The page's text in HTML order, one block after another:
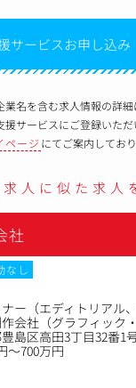
サービスお申し込み
業名を含む求人情報の詳細
援サービスにご登録いただ
ページ にてご案内しており
求人に似た求人
社
なし
ー（エディトリアル
会社（グラフィック
島区高田3丁目32番1
～700万円